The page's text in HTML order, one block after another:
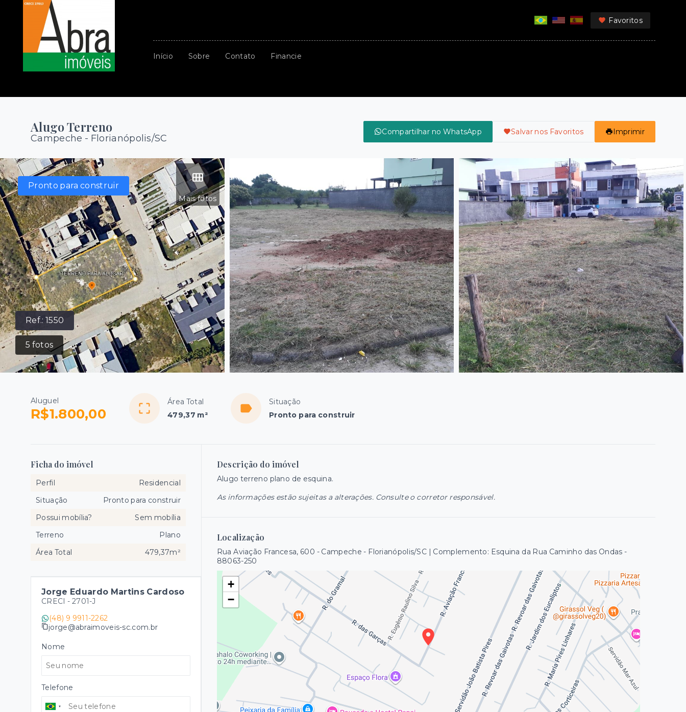
Favoritos
Início Sobre Contato Financie
Alugo Terreno
Campeche - Florianópolis/SC
Compartilhar no WhatsApp Salvar nos Favoritos Imprimir
Ref.:1550
5 fotos
Mais fotos
Pronto para construir
Aluguel
R$1.800,00
Área Total
479,37 m²
Situação
Pronto para construir
Descrição do imóvel
Alugo terreno plano de esquina.
As informações estão sujeitas a alterações. Consulte o corretor responsável.
Localização
Rua Aviação Francesa, 600 - Campeche - Florianópolis/SC | Complemento: Esquina da Rua Caminho das Ondas -
88063-250
+
−
Ficha do imóvel
Perfil
Residencial
Situação
Pronto para construir
Possui mobília?
Sem mobília
Terreno
Plano
Área Total
479,37m²
Jorge Eduardo Martins Cardoso
CRECI - 2701-J
(48) 9 9911-2262
jorge@abraimoveis-sc.com.br
Nome
Telefone